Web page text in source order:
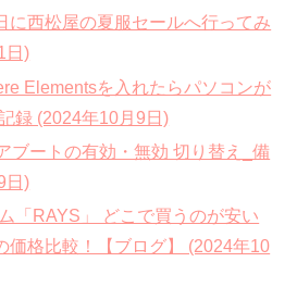
に西松屋の夏服セールへ行ってみ
日)
Elementsを入れたらパソコンが
録 (2024年10月9日)
ブートの有効・無効 切り替え_備
日)
「RAYS」 どこで買うのが安い
価格比較！【ブログ】 (2024年10